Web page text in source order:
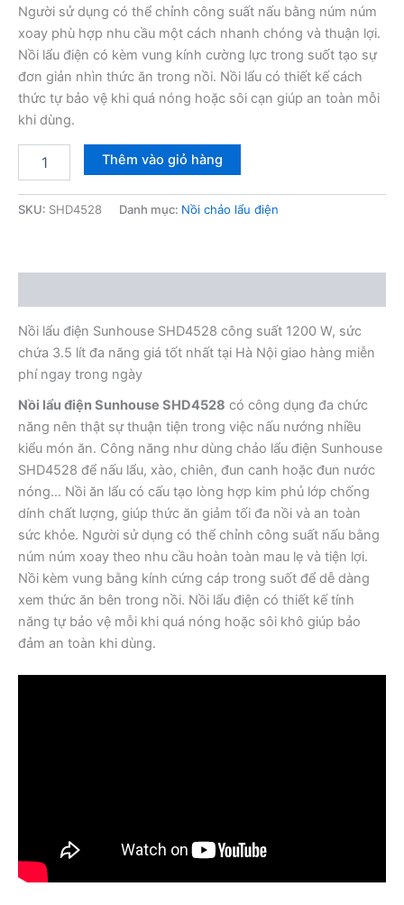
Người sử dụng có thể chỉnh công suất nấu bằng núm núm
xoay phù hợp nhu cầu một cách nhanh chóng và thuận lợi.
Nồi lẩu điện có kèm vung kính cường lực trong suốt tạo sự
đơn giản nhìn thức ăn trong nồi. Nồi lẩu có thiết kế cách
thức tự bảo vệ khi quá nóng hoặc sôi cạn giúp an toàn mỗi
khi dùng.
Sunhouse
Thêm vào giỏ hàng
SKU: SHD4528 Danh mục: Nồi chảo lẩu điện
Nồi lẩu điện Sunhouse SHD4528 công suất 1200 W, sức
chứa 3.5 lít đa năng giá tốt nhất tại Hà Nội giao hàng miễn
phí ngay trong ngày
Nồi lẩu điện Sunhouse SHD4528 có công dụng đa chức
năng nên thật sự thuận tiện trong việc nấu nướng nhiều
kiểu món ăn. Công năng như dùng chảo lẩu điện Sunhouse
SHD4528 để nấu lẩu, xào, chiên, đun canh hoặc đun nước
nóng… Nồi ăn lẩu có cấu tạo lòng hợp kim phủ lớp chống
dính chất lượng, giúp thức ăn giảm tối đa nồi và an toàn
sức khỏe. Người sử dụng có thể chỉnh công suất nấu bằng
núm núm xoay theo nhu cầu hoàn toàn mau lẹ và tiện lợi.
Nồi kèm vung bằng kính cứng cáp trong suốt để dễ dàng
xem thức ăn bên trong nồi. Nồi lẩu điện có thiết kế tính
năng tự bảo vệ mỗi khi quá nóng hoặc sôi khô giúp bảo
đảm an toàn khi dùng.